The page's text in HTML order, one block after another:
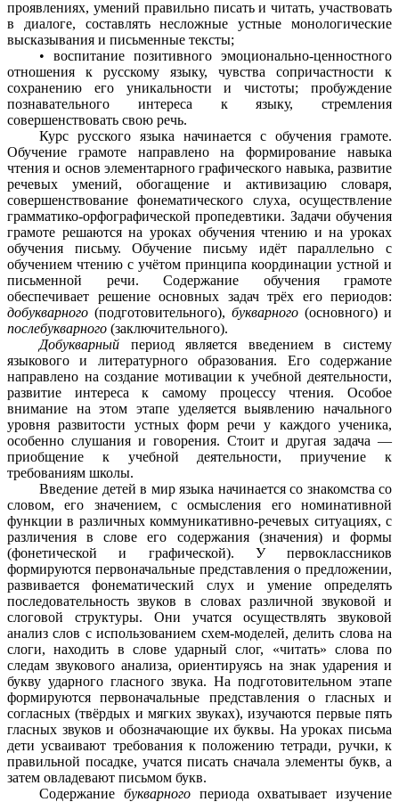
проявлениях, умений правильно писать и читать, участвовать
в диалоге, составлять несложные устные монологические
высказывания и письменные тексты;
• воспитание позитивного эмоционально-ценностного
отношения к русскому языку, чувства сопричастности к
сохранению его уникальности и чистоты; пробуждение
познавательного интереса к языку, стремления
совершенствовать свою речь.
Курс русского языка начинается с обучения грамоте.
Обучение грамоте направлено на формирование навыка
чтения и основ элементарного графического навыка, развитие
речевых умений, обогащение и активизацию словаря,
совершенствование фонематического слуха, осуществление
грамматико-орфографической пропедевтики. Задачи обучения
грамоте решаются на уроках обучения чтению и на уроках
обучения письму. Обучение письму идёт параллельно с
обучением чтению с учётом принципа координации устной и
письменной речи. Содержание обучения грамоте
обеспечивает решение основных задач трёх его периодов:
добукварного (подготовительного), букварного (основного) и
послебукварного (заключительного).
Добукварный период является введением в систему
языкового и литературного образования. Его содержание
направлено на создание мотивации к учебной деятельности,
развитие интереса к самому процессу чтения. Особое
внимание на этом этапе уделяется выявлению начального
уровня развитости устных форм речи у каждого ученика,
особенно слушания и говорения. Стоит и другая задача —
приобщение к учебной деятельности, приучение к
требованиям школы.
Введение детей в мир языка начинается со знакомства со
словом, его значением, с осмысления его номинативной
функции в различных коммуникативно-речевых ситуациях, с
различения в слове его содержания (значения) и формы
(фонетической и графической). У первоклассников
формируются первоначальные представления о предложении,
развивается фонематический слух и умение определять
последовательность звуков в словах различной звуковой и
слоговой структуры. Они учатся осуществлять звуковой
анализ слов с использованием схем-моделей, делить слова на
слоги, находить в слове ударный слог, «читать» слова по
следам звукового анализа, ориентируясь на знак ударения и
букву ударного гласного звука. На подготовительном этапе
формируются первоначальные представления о гласных и
согласных (твёрдых и мягких звуках), изучаются первые пять
гласных звуков и обозначающие их буквы. На уроках письма
дети усваивают требования к положению тетради, ручки, к
правильной посадке, учатся писать сначала элементы букв, а
затем овладевают письмом букв.
Содержание букварногопериода охватывает изучение